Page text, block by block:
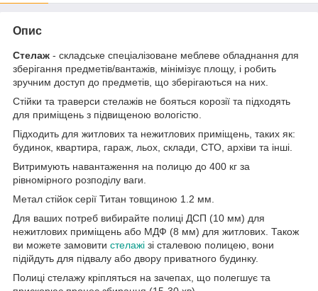
Опис
Стелаж - складське спеціалізоване меблеве обладнання для
зберігання предметів/вантажів, мінімізує площу, і робить
зручним доступ до предметів, що зберігаються на них.
Стійки та траверси стелажів не бояться корозії та підходять
для приміщень з підвищеною вологістю.
Підходить для житлових та нежитлових приміщень, таких як:
будинок, квартира, гараж, льох, склади, СТО, архіви та інші.
Витримують навантаження на полицю до 400 кг за
рівномірного розподілу ваги.
Метал стійок серії Титан товщиною 1.2 мм.
Для ваших потреб вибирайте полиці ДСП (10 мм) для
нежитлових приміщень або МДФ (8 мм) для житлових. Також
ви можете замовити стелажі зі сталевою полицею, вони
підійдуть для підвалу або двору приватного будинку.
Полиці стелажу кріпляться на зачепах, що полегшує та